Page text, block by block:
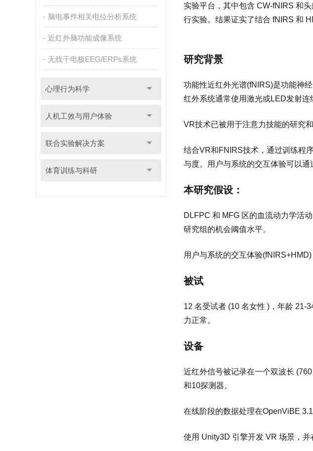
脑电事件相关电位分析系统
近红外脑功能成像系统
无线干电极EEG/ERPs系统
心理行为科学
人机工效与用户体验
联合实验解决方案
体育训练与科研
实验平台，其中包含 CW-fNIRS 和
行实验。结果证实了结合 fNIRS 和
研究背景
功能性近红外光谱(fNIRS)是功能神
红外系统通常使用激光或LED发射连
VR技术已被用于注意力技能的研究
结合VR和FNIRS技术，通过训练程
与度。用户与系统的交互体验可以通
本研究假设：
DLFPC 和 MFG 区的血流动力学活
研究组的机会阈值水平。
用户与系统的交互体验
被试
12 名受试者 (10 名女性 )，年龄 21-
力正常。
设备
近红外信号被记录在一个双波长
和10探测器。
在线阶段的数据处理在OpenViBE
使用 Unity3D 引擎开发 VR 场景，